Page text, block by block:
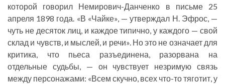
которой говорил Немирович-Данченко в письме 25
апреля 1898 года. «В «Чайке», — утверждал Н. Эфрос, —
чуть не десяток лиц, и каждое типично, у каждого — свой
склад и чувств, и мыслей, и речи». Но это не означает для
критика, что пьеса разъединена, разорвана на
отдельные судьбы, — он чувствует незримую связь
между персонажами: «Всем скучно, всех что-то тяготит, у